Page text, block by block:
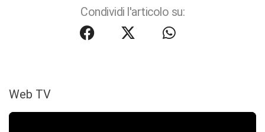
Condividi l'articolo su:
Web TV